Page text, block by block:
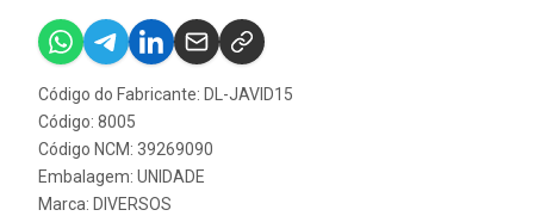
Código do Fabricante: DL-JAVID15
Código: 8005
Código NCM: 39269090
Embalagem: UNIDADE
Marca: DIVERSOS